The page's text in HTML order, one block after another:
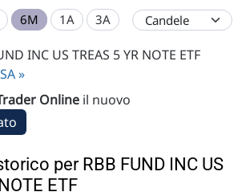
6M 1A 3A
»
Online il nuovo
per RBB FUND INC US
ETF